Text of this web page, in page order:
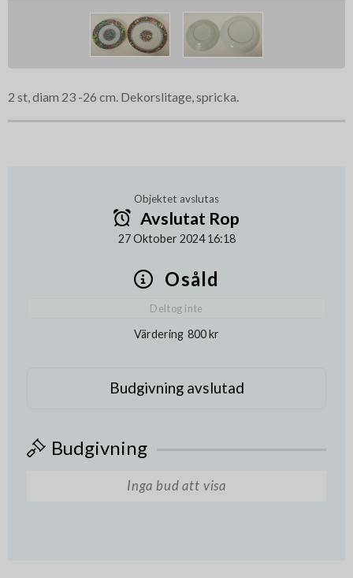
2 st, diam 23 -26 cm. Dekorslitage, spricka.
Objektet avslutas
Avslutat Rop
27 Oktober 2024 16:18
Osåld
Deltog inte
Värdering 800 kr
Budgivning avslutad
Budgivning
Inga bud att visa